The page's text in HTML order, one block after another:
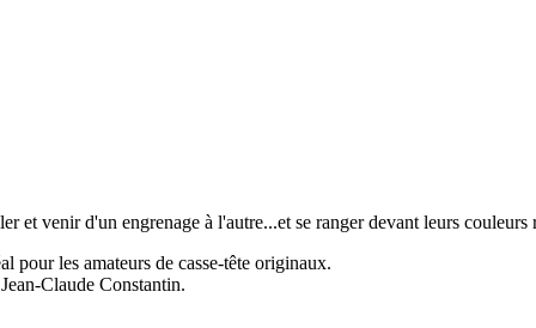
et venir d'un engrenage à l'autre...et se ranger devant leurs couleurs
pour les amateurs de casse-tête originaux.
Claude Constantin.